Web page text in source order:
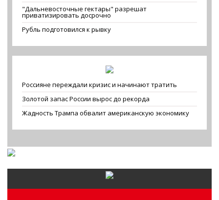
"Дальневосточные гектары" разрешат
приватизировать досрочно
Рубль подготовился к рывку
Россияне переждали кризис и начинают тратить
Золотой запас России вырос до рекорда
Жадность Трампа обвалит американскую экономику